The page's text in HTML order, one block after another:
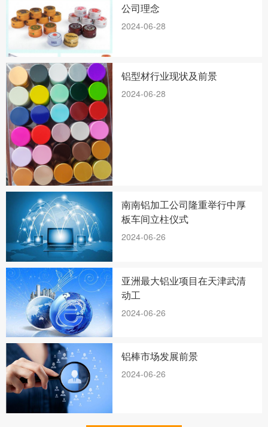
公司理念
2024-06-28
铝型材行业现状及前景
2024-06-28
南南铝加工公司隆重举行中厚
板车间立柱仪式
2024-06-26
亚洲最大铝业项目在天津武清
动工
2024-06-26
铝棒市场发展前景
2024-06-26